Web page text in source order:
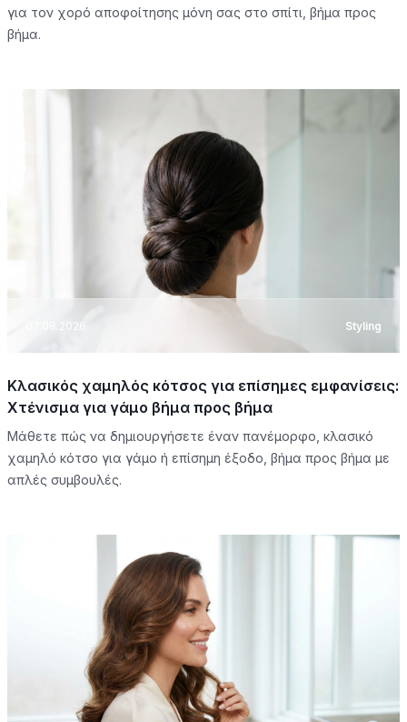
για τον χορό αποφοίτησης μόνη σας στο σπίτι, βήμα προς
βήμα.
07.08.2026 Styling
Κλασικός χαμηλός κότσος για επίσημες εμφανίσεις:
Χτένισμα για γάμο βήμα προς βήμα
Μάθετε πώς να δημιουργήσετε έναν πανέμορφο, κλασικό
χαμηλό κότσο για γάμο ή επίσημη έξοδο, βήμα προς βήμα με
απλές συμβουλές.